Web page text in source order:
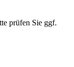
prüfen Sie ggf.